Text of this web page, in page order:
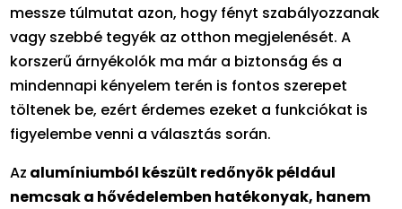
messze túlmutat azon, hogy fényt szabályozzanak
vagy szebbé tegyék az otthon megjelenését. A
korszerű árnyékolók ma már a biztonság és a
mindennapi kényelem terén is fontos szerepet
töltenek be, ezért érdemes ezeket a funkciókat is
figyelembe venni a választás során.
Az alumíniumból készült redőnyök például
nemcsak a hővédelemben hatékonyak, hanem